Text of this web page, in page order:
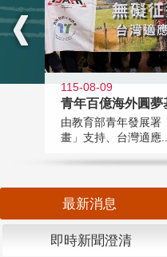
115-08-09
青年百億海外圓
由教育部青年發展署
畫」支持、台灣適應
最新消息
即時新聞澄清